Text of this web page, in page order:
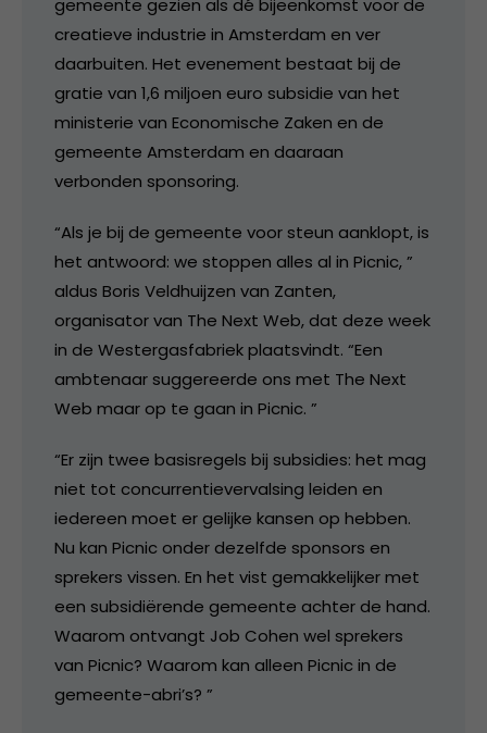
gemeente gezien als dé bijeenkomst voor de
creatieve industrie in Amsterdam en ver
daarbuiten. Het evenement bestaat bij de
gratie van 1,6 miljoen euro subsidie van het
ministerie van Economische Zaken en de
gemeente Amsterdam en daaraan
verbonden sponsoring.
“Als je bij de gemeente voor steun aanklopt, is
het antwoord: we stoppen alles al in Picnic, ”
aldus Boris Veldhuijzen van Zanten,
organisator van The Next Web, dat deze week
in de Westergasfabriek plaatsvindt. “Een
ambtenaar suggereerde ons met The Next
Web maar op te gaan in Picnic. ”
“Er zijn twee basisregels bij subsidies: het mag
niet tot concurrentievervalsing leiden en
iedereen moet er gelijke kansen op hebben.
Nu kan Picnic onder dezelfde sponsors en
sprekers vissen. En het vist gemakkelijker met
een subsidiërende gemeente achter de hand.
Waarom ontvangt Job Cohen wel sprekers
van Picnic? Waarom kan alleen Picnic in de
gemeente-abri’s? ”